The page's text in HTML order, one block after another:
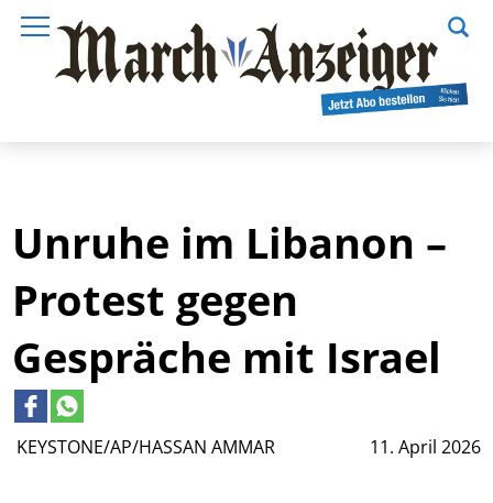
KEYSTONE/AP/HASSAN AMMAR 11. April 2026
Unruhe im Libanon –
Protest gegen
Gespräche mit Israel